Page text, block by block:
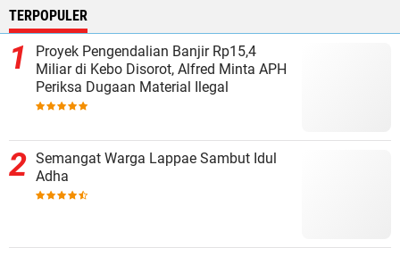
TERPOPULER
Proyek Pengendalian Banjir Rp15,4
Miliar di Kebo Disorot, Alfred Minta APH
Periksa Dugaan Material Ilegal
Semangat Warga Lappae Sambut Idul
Adha